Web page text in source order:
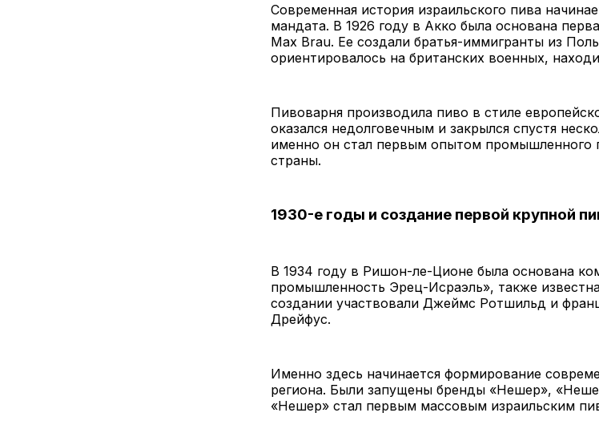
Современная история израильского пива
мандата. В 1926 году в Акко была основана
Max Brau. Ее создали братья-иммигранты из
ориентировалось на британских военных,
Пивоварня производила пиво в стиле
оказался недолговечным и закрылся спустя
именно он стал первым опытом промышленного
страны.
1930-е годы и создание первой крупной
В 1934 году в Ришон-ле-Ционе была основана
промышленность Эрец-Исраэль», также
создании участвовали Джеймс Ротшильд и
Дрейфус.
Именно здесь начинается формирование
региона. Были запущены бренды «Нешер»,
«Нешер» стал первым массовым израильским